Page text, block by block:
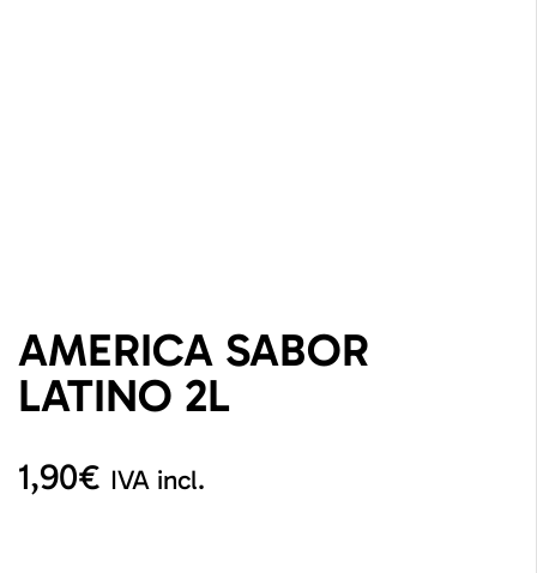
AMERICA SABOR
LATINO 2L
1,90€ IVA incl.